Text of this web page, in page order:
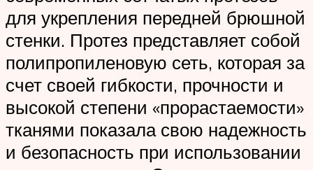
для укрепления передней брюшной
стенки. Протез представляет собой
полипропиленовую сеть, которая за
счет своей гибкости, прочности и
высокой степени «прорастаемости»
тканями показала свою надежность
и безопасность при использовании